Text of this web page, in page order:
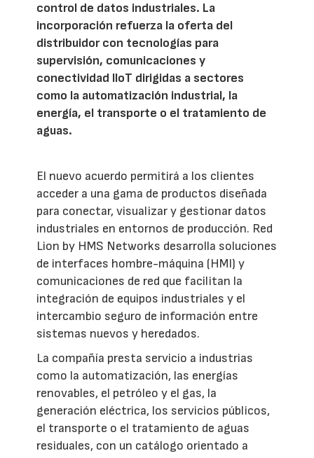
control de datos industriales. La
incorporación refuerza la oferta del
distribuidor con tecnologías para
supervisión, comunicaciones y
conectividad IIoT dirigidas a sectores
como la automatización industrial, la
energía, el transporte o el tratamiento de
aguas.
El nuevo acuerdo permitirá a los clientes
acceder a una gama de productos diseñada
para conectar, visualizar y gestionar datos
industriales en entornos de producción. Red
Lion by HMS Networks desarrolla soluciones
de interfaces hombre-máquina (HMI) y
comunicaciones de red que facilitan la
integración de equipos industriales y el
intercambio seguro de información entre
sistemas nuevos y heredados.
La compañía presta servicio a industrias
como la automatización, las energías
renovables, el petróleo y el gas, la
generación eléctrica, los servicios públicos,
el transporte o el tratamiento de aguas
residuales, con un catálogo orientado a